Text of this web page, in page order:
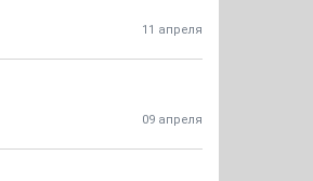
11 апреля
09 апреля